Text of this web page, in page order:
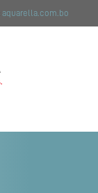
aquarella.com.bo